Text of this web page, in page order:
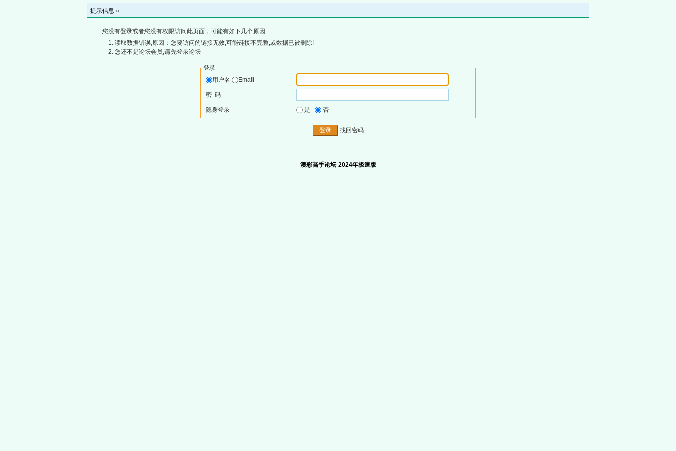
提示信息 »
您没有登录或者您没有权限访问此页面，可能有如下几个原因:
读取数据错误,原因：您要访问的链接无效,可能链接不完整,或数据已被删除!
您还不是论坛会员,请先登录论坛
登录
用户名
Email
密 码
隐身登录 是 否
找回密码
澳彩高手论坛 2024年极速版